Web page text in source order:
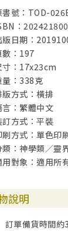
書號：TOD-
：
版日期：
數：197
寸：17x23cm
量：338克
版方式：橫排
言：繁體中文
訂方式：平裝
刷方式：單色印
類：神學類／靈
用對象：適用所
說明
訂單備貨時間